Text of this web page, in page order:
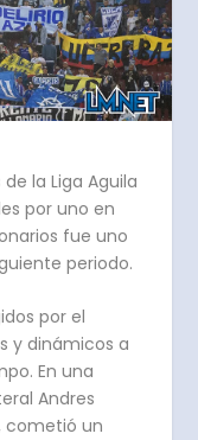
la Liga Aguila
por uno en
fue uno
periodo.
por el
y dinámicos a
En una
Andres
cometió un